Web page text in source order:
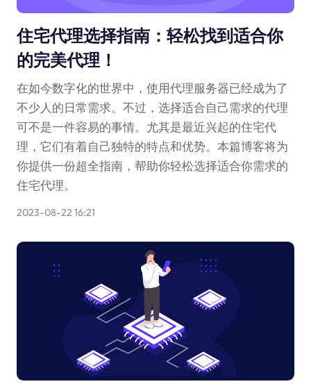
住宅代理选择指南：轻松找到适合你
的完美代理！
在如今数字化的世界中，使用代理服务器已经成为了
不少人的日常需求。不过，选择适合自己需求的代理
可不是一件容易的事情。尤其是最近兴起的住宅代
理，它们有着自己独特的特点和优势。本篇博客将为
你提供一份超全指南，帮助你轻松选择适合你需求的
住宅代理。
2023-08-22 16:21